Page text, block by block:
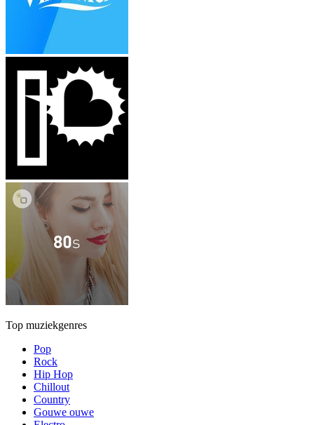
Top muziekgenres
Pop
Rock
Hip Hop
Chillout
Country
Gouwe ouwe